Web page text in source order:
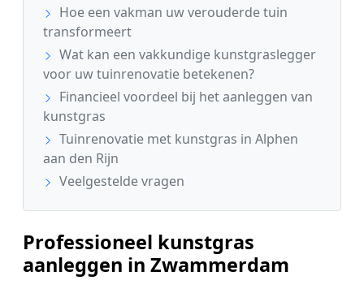
Hoe een vakman uw verouderde tuin
transformeert
Wat kan een vakkundige kunstgraslegger
voor uw tuinrenovatie betekenen?
Financieel voordeel bij het aanleggen van
kunstgras
Tuinrenovatie met kunstgras in Alphen
aan den Rijn
Veelgestelde vragen
Professioneel kunstgras
aanleggen in Zwammerdam